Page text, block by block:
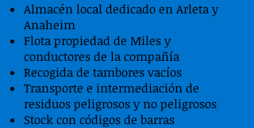
Almacén local dedicado en Arleta y
Anaheim
Flota propiedad de Miles y
conductores de la compañía
Recogida de tambores vacíos
Transporte e intermediación de
residuos peligrosos y no peligrosos
Stock con códigos de barras